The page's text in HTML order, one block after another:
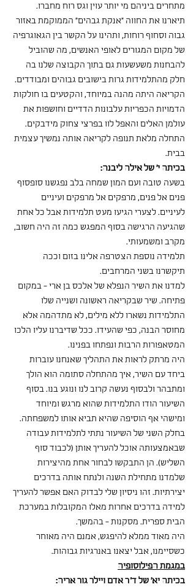
מתחרים ביניהם מי יותר עוין וגס רוח מחברו.
תיארנו את החווה "אנקת גבהים" הממוקמת באזור
גבוה וסחוף רוחות, ותהינו על הקשר בין הגאוגרפיה
של מקום המגורים לאופי האנשים, מה שהוביל
להבחנות משעשעות גם בתוך הקבוצה שלנו בה
חלק מהתלמידות גרות בישובים גבוהים ומבודדים.
הקריאה היתה מהנה במיוחד, והקטעים בו חולקות
הדמויות הכפריות עלבונות הדדיים וחושפות את
עולמן האלים והאפל לוו בפרצי צחוק מידבקים.
התחלה מלאת תנופה לקריאה אותה נמשיך עצמית
בבית.
בכיתה י' של אילה ליבנה:
בשעה טובה ועם המון שמחה בלב נפגשנו סופסוף
פנים אל פנים, מרפקים אל מרפקים ועיניים
לעיניים. לצערי הגיעו מעט תלמידות אבל כל אחת
שהגיעה הרגישה בסוף המפגש כמה זה היה חשוב,
מקרב ומשמעותי.
תלמידה נוספת הצטרפה אלינו בזום וככה
תיקשרנו בשני המרחבים.
למדנו את השיר הנפלא של אלכס בן ארי - במקום
פתיחה. שיר שבקריאה ראשונה ושנייה שלו
התלמידות נשארו ללא מילים, לא מתדהמה אלא
מחוסר הבנה, כפי שהעידו. ככל שדיברנו עליו הלכו
המטאפורות הרבות ונפתחו בפנינו.
היה מרתק לראות את התהליך שאנחנו עוברות
ביחד עם השיר, איך מהתחלה סתומה הוא הולך
ומתבהר ולבסוף נעשה קרוב לנו ונוגע בנו. בסוף
השיעור הודו התלמידות שהוא מרגש ומיוחד
ומישהי אף הוסיפה שהיא תביא אותו למשפחתה.
בחלק השני של השיעור נתתי לתלמידות עבודה
שבאמצעותה אוכל להעריך אותן (לכבוד סוף
השליש). הן התבקשו לבחור אחת מהיצירות
שלמדנו מתחילת השנה ולנתח אותה בדרכים
יצירתיות. זהו ניסיון שלי לבדוק האם אפשר להעריך
למידה בדרכים אחרות מאלו המקובלות במערכת
הבית ספרית. מסקנות - בהמשך.
היה מאוד ממלא להיפגש, אמנם היה מאוחר
כשסיימנו, אבל יצאנו באנרגיות גבוהות.
במגמת הפילוסופיה
בכיתה יא' של ד"ר אדם ויילר גור אריה: